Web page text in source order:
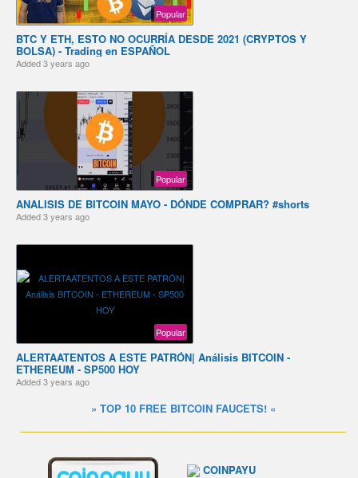
Popular
BTC Y ETH, ESTO NO OCURRÍA DESDE 2021 (CRYPTOS Y
BOLSA) - Trading en ESPAÑOL
Added3 years ago
Popular
ANALISIS DE BITCOIN MAYO - DÓNDE COMPRAR? #shorts
Added3 years ago
Popular
️ALERTA️ATENTOS A ESTE PATRÓN️️| Análisis BITCOIN -
ETHEREUM - SP500 HOY
Added3 years ago
» TOP 10 FREE BITCOIN FAUCETS! «
COINPAYU